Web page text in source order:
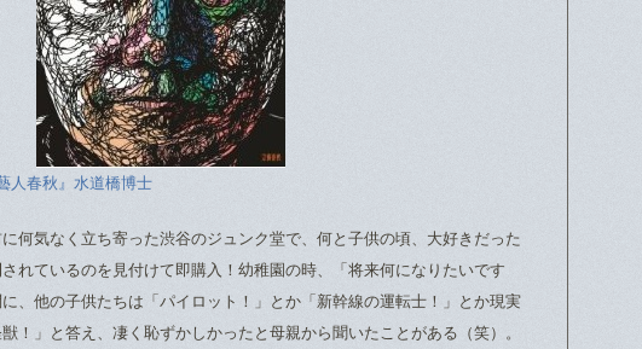
人春秋』水道橋博士
何気なく立ち寄った渋谷のジュンク堂で、何と子供の頃、大好きだった
れているのを見付けて即購入！幼稚園の時、「将来何になりたいです
、他の子供たちは「パイロット！」とか「新幹線の運転士！」とか現実
！」と答え、凄く恥ずかしかったと母親から聞いたことがある（笑）。